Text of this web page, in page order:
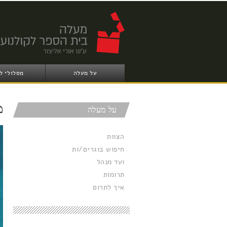
על מעלה מסלולי
על מעלה
הצוות
חיפוש בוגרים/ות
ועד מנהל
תרומות
איך לתרום